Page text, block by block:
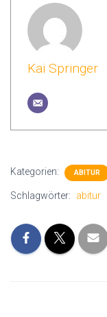
Kai Springer
Kategorien: ABITUR
Schlagwörter: abitur